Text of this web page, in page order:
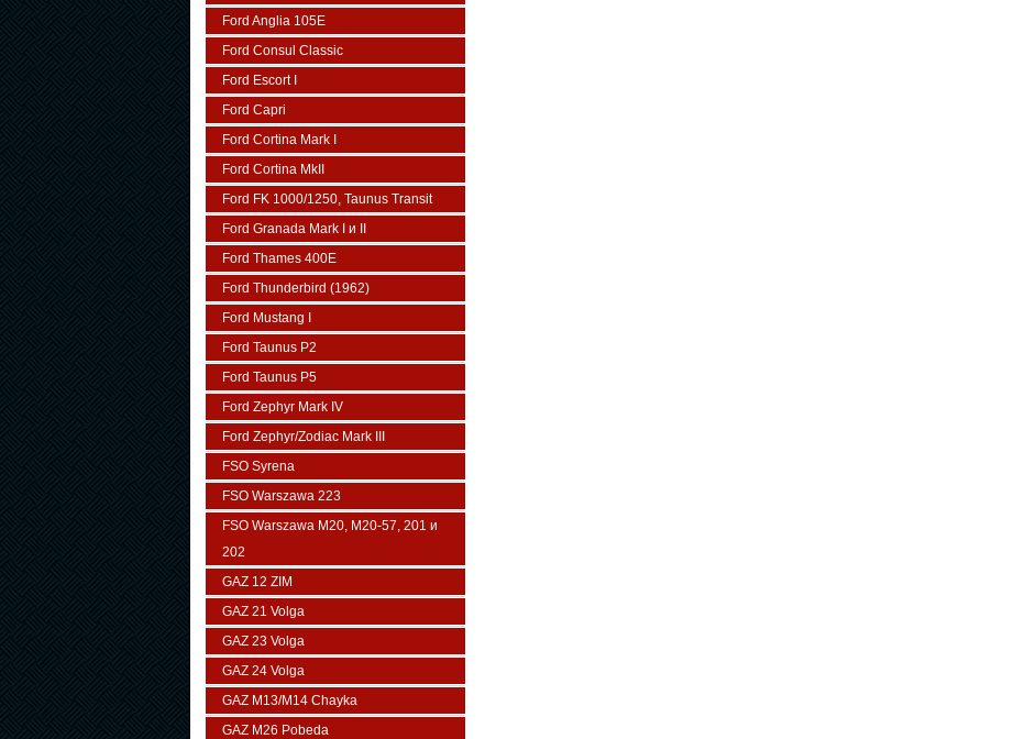
Ford Anglia 105E
Ford Consul Classic
Ford Escort I
Ford Capri
Ford Cortina Mark I
Ford Cortina MkII
Ford FK 1000/1250, Taunus Transit
Ford Granada Mark I и II
Ford Thames 400E
Ford Thunderbird (1962)
Ford Mustang I
Ford Taunus P2
Ford Taunus P5
Ford Zephyr Mark IV
Ford Zephyr/Zodiac Mark III
FSO Syrena
FSO Warszawa 223
FSO Warszawa М20, M20-57, 201 и
202
GAZ 12 ZIM
GAZ 21 Volga
GAZ 23 Volga
GAZ 24 Volga
GAZ M13/M14 Chayka
GAZ M26 Pobeda